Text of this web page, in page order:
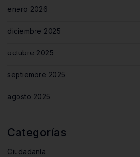
enero 2026
diciembre 2025
octubre 2025
septiembre 2025
agosto 2025
Categorías
Ciudadanía